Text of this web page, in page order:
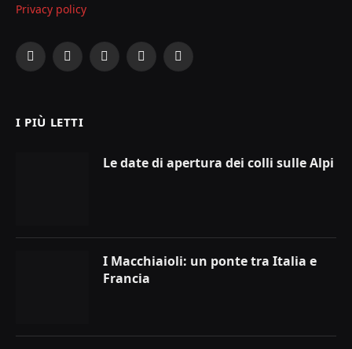
Privacy policy
Facebook
X
InstagramYouTubeLinkedIn
I PIÙ LETTI
Le date di apertura dei colli sulle Alpi
I Macchiaioli: un ponte tra Italia e
Francia